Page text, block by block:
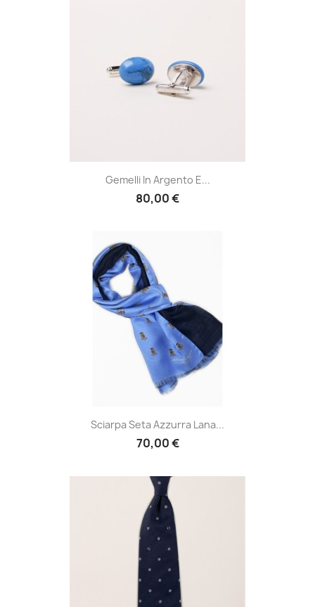
Gemelli In Argento E...
80,00 €
Sciarpa Seta Azzurra Lana...
70,00 €